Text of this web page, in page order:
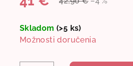
Jednotková
Skladom (>5 ks)
Možnosti doručenia